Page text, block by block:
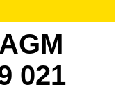
021